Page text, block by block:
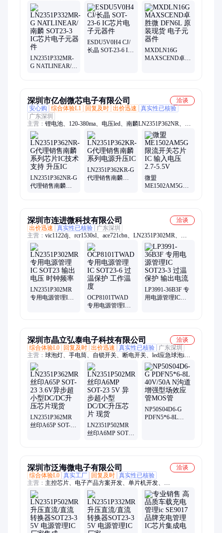
电器、电感器、存储器、半导体
LN2351P332MR-
G NATLINEAR/南
ESDU5V0H4 CJ/
长晶 SOT-23-6 IC
MXDLN16G
MAXSCEND卓胜
深圳市亿创微芯电子有限公司
洽谈
安心购
综合体验L1 回复及时 出价迅速
真实性已核验
广东深圳
主营： 锂电池、120-380ma、电压led、南麟LN2351P362NR、低
电压、usb过流、ly3085ldo、小音箱、蜡烛灯、华虹nec、
ly73xxldo、3.7v-4.2v、赛芯微、hx1001-ge、ly4078ldo、
ly8116led、ao4413mos、led车灯、带使能、ly6411ldo、
ly70xxldo、ly72xxldo、轻触led、ly75xxldo、ly2505ldo、芯朋微
LN2351P362NR-G
代理销售南麟系
LN2351P362KR-G
代理销售南麟系
微盟
ME1502AM5G限
深圳市连进微科技有限公司
洽谈
出价迅速
真实性已核验
广东深圳
主营： vic1122dj、rcr1530sl、ace721cbn、LN2351P302MR、
ap9266-pv、sy7069adc、se9015-lf、lx2113amr、tp4054-42、
cl8801bl5、ape8837ky、g5920tp1u、mcp73812t、hd8205-gr、
sy7201abc、vic1221di、rcr2716sl、as3406-18、ax3702aca、
st3007srg、hp1201b5f、tp3406as5、gsr803rzf、he1102g5f、
ap3009ktr、ln2401ams
LN2351P302MR
专用电源管理IC
OCP8101TWAD
专用电源管理IC
LP3991-36B3F 专
用电源管理IC
深圳市晶立弘泰电子科技有限公司
洽谈
综合体验L0
回复及时 出价迅速 真实性已核验
广东深圳
主营： 球泡灯、手电筒、自锁开关、断电开关、led应急球泡i、
led头灯驱动i
LN2351P362MR
丝印A65P SOT-23
LN2351P502MR
丝印A6MP SOT-
NP50S04D6-G
PDFN5*6-8L
深圳市泛海微电子有限公司
洽谈
综合体验L0 真实工厂 回复及时 真实性已核验
主营： 主控芯片、电子产品方案开发、单片机开发、
ln2351p502mr、MCU方案开发、OTP单片机开发、flash单片机开
发、锂电池充电芯片、LED恒流驱动芯片、LED闪灯芯片、LDO
线性稳压芯片、升压IC、降压IC、电压检测IC、线性恒流驱动
IC、mos管、OTP单片机